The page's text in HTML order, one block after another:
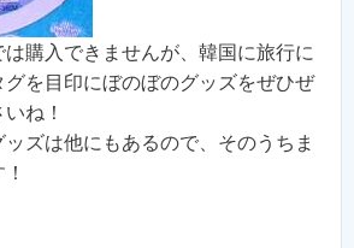
購入できませんが、韓国に旅行に
を目印にぼのぼのグッズをぜひぜ
ね！
ズは他にもあるので、そのうちま